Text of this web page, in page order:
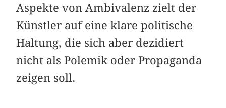
Aspekte von Ambivalenz zielt der
Künstler auf eine klare politische
Haltung, die sich aber dezidiert
nicht als Polemik oder Propaganda
zeigen soll.